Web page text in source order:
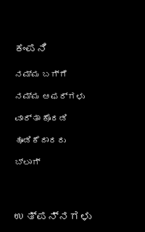
ಕಂಪನಿ
ನಮ್ಮ ಬಗ್ಗೆ
ನಮ್ಮ ಆಫರ್‌ಗಳು
ವಾರ್ತಾ ಕೊಠಡಿ
ಹೂಡಿಕೆದಾರರು
ಬ್ಲಾಗ್
ಉತ್ಪನ್ನಗಳು